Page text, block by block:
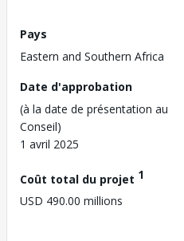
Pays
Eastern and Southern Africa
Date d'approbation
(à la date de présentation au
Conseil)
1 avril 2025
Coût total du projet 1
USD 490.00 millions